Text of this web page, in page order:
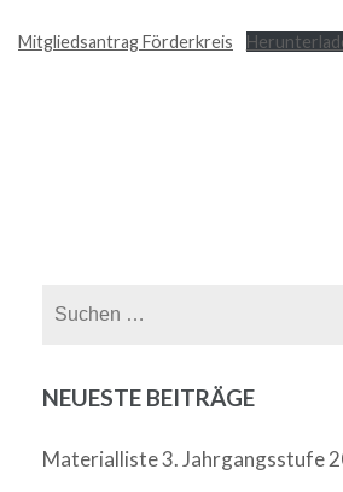
Mitgliedsantrag Förderkreis
NEUESTE BEITRÄGE
Materialliste 3. Jahrgangsstufe